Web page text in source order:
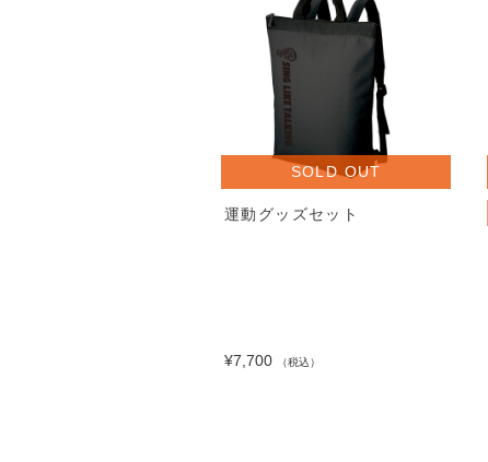
SOLD OUT
運動グッズセット
¥7,700 （税込）